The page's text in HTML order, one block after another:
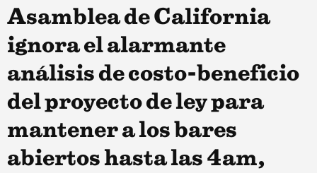
Asamblea de California
ignora el alarmante
análisis de costo-beneficio
del proyecto de ley para
mantener a los bares
abiertos hasta las 4am,